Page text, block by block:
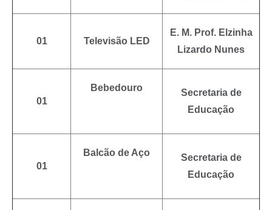
01 Televisão LED
E. M. Prof. Elzinha
Lizardo Nunes
01
Bebedouro
Secretaria de
Educação
01
Balcão de Aço
Secretaria de
Educação